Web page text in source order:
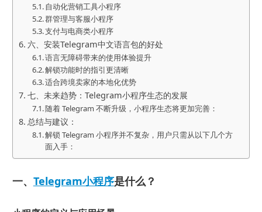
自动化营销工具小程序
群管理与客服小程序
支付与电商类小程序
六、安装Telegram中文语言包的好处
语言无障碍带来的使用体验提升
解锁功能时的指引更清晰
适合跨境卖家的本地化优势
七、未来趋势：Telegram小程序生态的发展
随着 Telegram 不断升级，小程序生态将更加完善：
总结与建议：
解锁 Telegram 小程序并不复杂，用户只需从以下几个方
面入手：
一、 Telegram小程序是什么？